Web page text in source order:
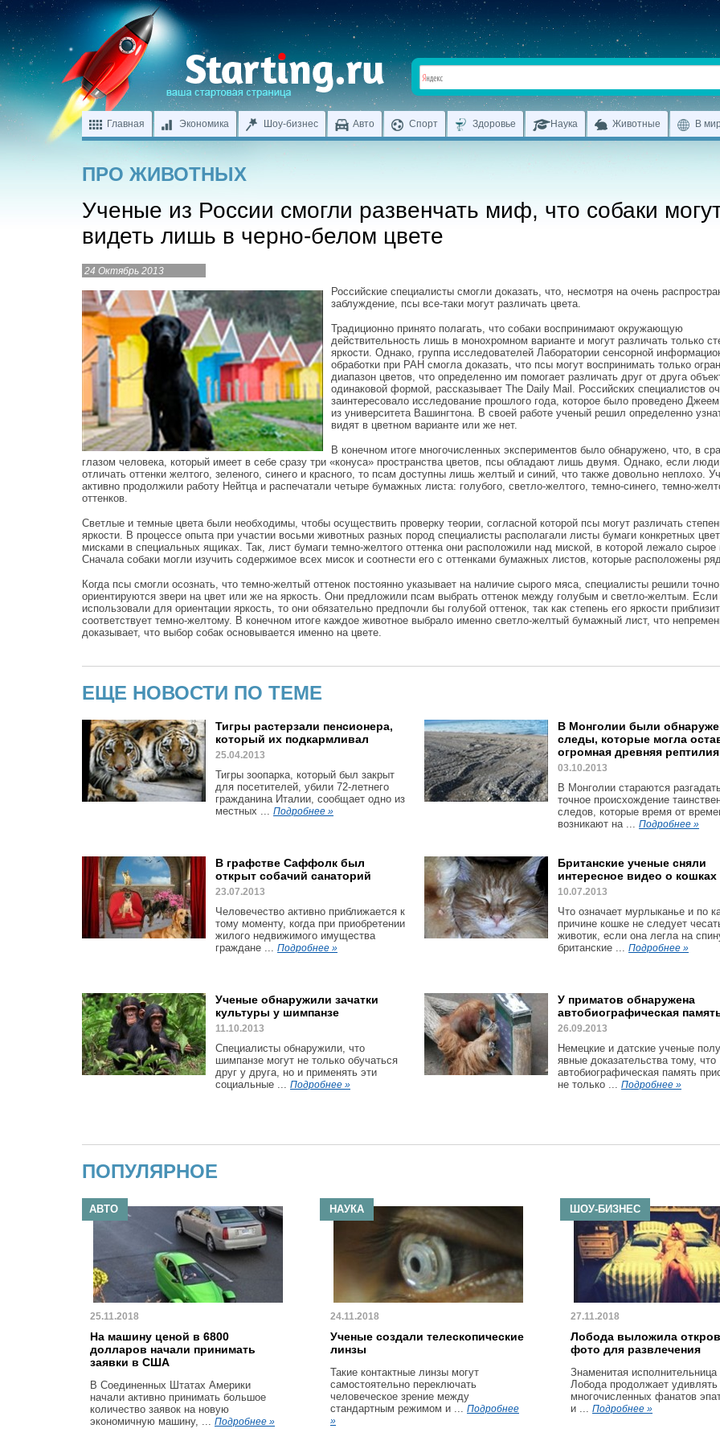
Главная Экономика Шоу-бизнес Авто Спорт Здоровье Наука Животные В
ПРО ЖИВОТНЫХ
Ученые из России смогли развенчать миф, что собаки
видеть лишь в черно-белом цвете
24 Октябрь 2013
Российские специалисты смогли доказать, что, несмотря на очень
заблуждение, псы все-таки могут различать цвета.
Традиционно принято полагать, что собаки воспринимают окружающую
действительность лишь в монохромном варианте и могут различать только
яркости. Однако, группа исследователей Лаборатории сенсорной
обработки при РАН смогла доказать, что псы могут воспринимать только
диапазон цветов, что определенно им помогает различать друг от друга
одинаковой формой, рассказывает The Daily Mail. Российских специалистов
заинтересовало исследование прошлого года, которое было проведено
из университета Вашингтона. В своей работе ученый решил определенно
видят в цветном варианте или же нет.
В конечном итоге многочисленных экспериментов было обнаружено, что, в
глазом человека, который имеет в себе сразу три «конуса» пространства цветов, псы обладают лишь двумя. Однако, если
отличать оттенки желтого, зеленого, синего и красного, то псам доступны лишь желтый и синий, что также довольно неплохо.
активно продолжили работу Нейтца и распечатали четыре бумажных листа: голубого, светло-желтого, темно-синего, темно-
оттенков.
Светлые и темные цвета были необходимы, чтобы осуществить проверку теории, согласной которой псы могут различать
яркости. В процессе опыта при участии восьми животных разных пород специалисты располагали листы бумаги конкретных
мисками в специальных ящиках. Так, лист бумаги темно-желтого оттенка они расположили над миской, в которой лежало сырое
Сначала собаки могли изучить содержимое всех мисок и соотнести его с оттенками бумажных листов, которые расположены
Когда псы смогли осознать, что темно-желтый оттенок постоянно указывает на наличие сырого мяса, специалисты решили точно
ориентируются звери на цвет или же на яркость. Они предложили псам выбрать оттенок между голубым и светло-желтым.
использовали для ориентации яркость, то они обязательно предпочли бы голубой оттенок, так как степень его яркости
соответствует темно-желтому. В конечном итоге каждое животное выбрало именно светло-желтый бумажный лист, что
доказывает, что выбор собак основывается именно на цвете.
ЕЩЕ НОВОСТИ ПО ТЕМЕ
Тигры растерзали пенсионера,
который их подкармливал
25.04.2013
Тигры зоопарка, который был закрыт
для посетителей, убили 72-летнего
гражданина Италии, сообщает одно из
местных ... Подробнее »
В Монголии были
следы, которые могла
огромная древняя рептилия
03.10.2013
В Монголии стараются
точное происхождение
следов, которые время от
возникают на ... Подробнее »
В графстве Саффолк был
открыт собачий санаторий
23.07.2013
Человечество активно приближается к
тому моменту, когда при приобретении
жилого недвижимого имущества
граждане ... Подробнее »
Британские ученые сняли
интересное видео о кошках
10.07.2013
Что означает мурлыканье и по
причине кошке не следует
животик, если она легла на
британские ... Подробнее »
Ученые обнаружили зачатки
культуры у шимпанзе
11.10.2013
Специалисты обнаружили, что
шимпанзе могут не только обучаться
друг у друга, но и применять эти
социальные ... Подробнее »
У приматов обнаружена
автобиографическая
26.09.2013
Немецкие и датские ученые
явные доказательства тому, что
автобиографическая память
не только ... Подробнее »
ПОПУЛЯРНОЕ
АВТО
25.11.2018
На машину ценой в 6800
долларов начали принимать
заявки в США
В Соединенных Штатах Америки
начали активно принимать большое
количество заявок на новую
экономичную машину, ... Подробнее »
НАУКА
24.11.2018
Ученые создали телескопические
линзы
Такие контактные линзы могут
самостоятельно переключать
человеческое зрение между
стандартным режимом и ... Подробнее
»
ШОУ-БИЗНЕС
27.11.2018
Лобода выложила
фото для развлечения
Знаменитая
Лобода продолжает удивлять
многочисленных фанатов
и ... Подробнее »